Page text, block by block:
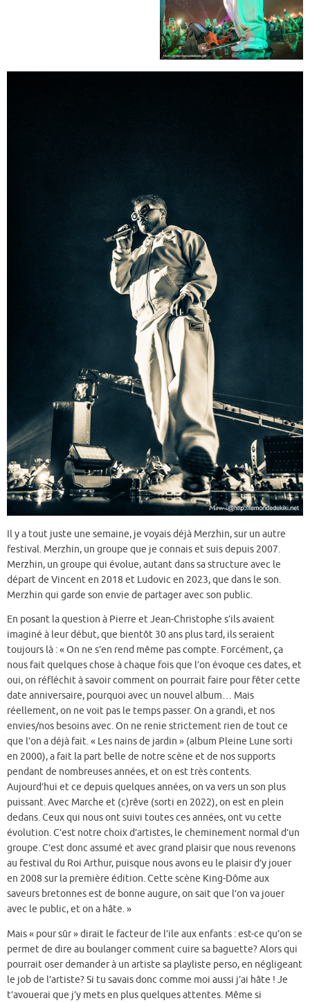
Il y a tout juste une semaine, je voyais déjà Merzhin, sur un autre
festival. Merzhin, un groupe que je connais et suis depuis 2007.
Merzhin, un groupe qui évolue, autant dans sa structure avec le
départ de Vincent en 2018 et Ludovic en 2023, que dans le son.
Merzhin qui garde son envie de partager avec son public.
En posant la question à Pierre et Jean-Christophe s’ils avaient
imaginé à leur début, que bientôt 30 ans plus tard, ils seraient
toujours là : « On ne s’en rend même pas compte. Forcément, ça
nous fait quelques chose à chaque fois que l’on évoque ces dates, et
oui, on réfléchit à savoir comment on pourrait faire pour fêter cette
date anniversaire, pourquoi avec un nouvel album… Mais
réellement, on ne voit pas le temps passer. On a grandi, et nos
envies/nos besoins avec. On ne renie strictement rien de tout ce
que l’on a déjà fait. « Les nains de jardin » (album Pleine Lune sorti
en 2000), a fait la part belle de notre scène et de nos supports
pendant de nombreuses années, et on est très contents.
Aujourd’hui et ce depuis quelques années, on va vers un son plus
puissant. Avec Marche et (c)rêve (sorti en 2022), on est en plein
dedans. Ceux qui nous ont suivi toutes ces années, ont vu cette
évolution. C’est notre choix d’artistes, le cheminement normal d’un
groupe. C’est donc assumé et avec grand plaisir que nous revenons
au festival du Roi Arthur, puisque nous avons eu le plaisir d’y jouer
en 2008 sur la première édition. Cette scène King-Dôme aux
saveurs bretonnes est de bonne augure, on sait que l’on va jouer
avec le public, et on a hâte. »
Mais « pour sûr » dirait le facteur de l’ile aux enfants : est-ce qu’on se
permet de dire au boulanger comment cuire sa baguette? Alors qui
pourrait oser demander à un artiste sa playliste perso, en négligeant
le job de l’artiste? Si tu savais donc comme moi aussi j’ai hâte ! Je
t’avouerai que j’y mets en plus quelques attentes. Même si